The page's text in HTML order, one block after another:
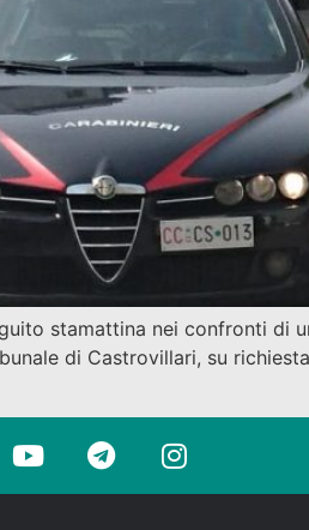
stamattina nei confronti di
di Castrovillari, su